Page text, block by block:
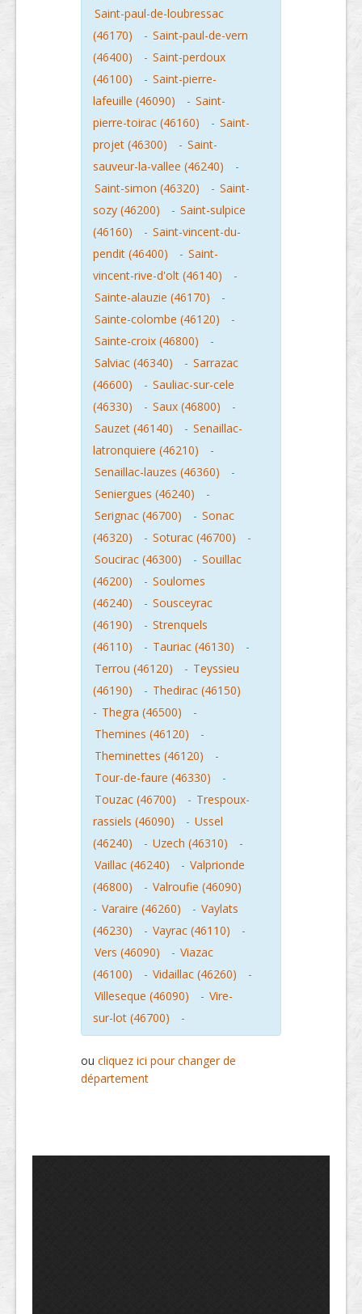
Saint-paul-de-loubressac
(46170)
- Saint-paul-de-vern
(46400)
- Saint-perdoux
(46100)
- Saint-pierre-
lafeuille (46090)
- Saint-
pierre-toirac (46160)
- Saint-
projet (46300)
- Saint-
sauveur-la-vallee (46240)
-
Saint-simon (46320)
- Saint-
sozy (46200)
- Saint-sulpice
(46160)
- Saint-vincent-du-
pendit (46400)
- Saint-
vincent-rive-d'olt (46140)
-
Sainte-alauzie (46170)
-
Sainte-colombe (46120)
-
Sainte-croix (46800)
-
Salviac (46340)
- Sarrazac
(46600)
- Sauliac-sur-cele
(46330)
- Saux (46800)
-
Sauzet (46140)
- Senaillac-
latronquiere (46210)
-
Senaillac-lauzes (46360)
-
Seniergues (46240)
-
Serignac (46700)
- Sonac
(46320)
- Soturac (46700)
-
Soucirac (46300)
- Souillac
(46200)
- Soulomes
(46240)
- Sousceyrac
(46190)
- Strenquels
(46110)
- Tauriac (46130)
-
Terrou (46120)
- Teyssieu
(46190)
- Thedirac (46150)
- Thegra (46500)
-
Themines (46120)
-
Theminettes (46120)
-
Tour-de-faure (46330)
-
Touzac (46700)
- Trespoux-
rassiels (46090)
- Ussel
(46240)
- Uzech (46310)
-
Vaillac (46240)
- Valprionde
(46800)
- Valroufie (46090)
- Varaire (46260) - Vaylats
(46230)
- Vayrac (46110)
-
Vers (46090)
- Viazac
(46100)
- Vidaillac (46260)
-
Villeseque (46090)
- Vire-
sur-lot (46700)
-
ou cliquez ici pour changer de
département